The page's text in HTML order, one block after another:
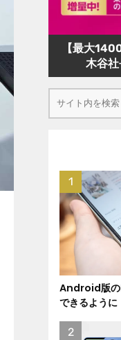
【最大
木谷
Android版の
できるように